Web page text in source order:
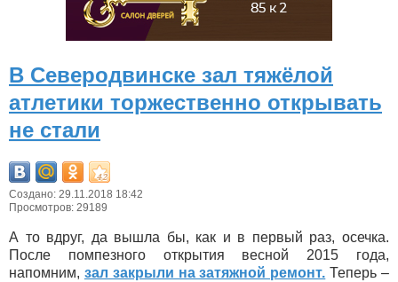
В Северодвинске зал тяжёлой
атлетики торжественно открывать
не стали
Создано: 29.11.2018 18:42
Просмотров: 29189
А то вдруг, да вышла бы, как и в первый раз, осечка.
После помпезного открытия весной 2015 года,
напомним, зал закрыли на затяжной ремонт. Теперь –